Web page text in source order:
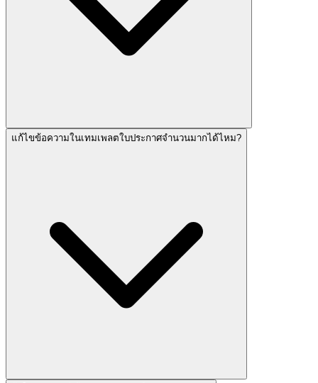
แก้ไขข้อความในเทมเพลตใบประกาศจำนวนมากได้ไหม?